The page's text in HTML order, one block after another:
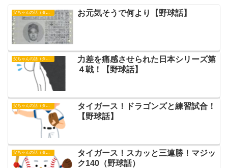
お元気そうで何より【野球話】
父ちゃんの話（タイガース）
力差を痛感させられた日本シリーズ第
４戦！【野球話】
父ちゃんの話（タイガース）
タイガース！ドラゴンズと練習試合！
【野球話】
父ちゃんの話（タイガース）
タイガース！スカッと三連勝！マジッ
ク140（野球話）